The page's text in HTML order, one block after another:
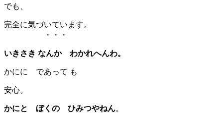
でも、
完全に気づいています。
・・・
いきさき なんか わかれへんわ。
かにに であって も
安心。
かにと ぼくの ひみつやねん。